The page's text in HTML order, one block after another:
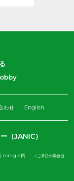
わせ English
（JANIC）
mingle内
（ご来訪の場合は